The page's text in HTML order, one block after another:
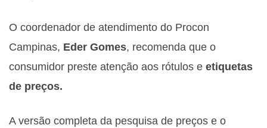
O coordenador de atendimento do Procon
Campinas, Eder Gomes, recomenda que o
consumidor preste atenção aos rótulos e etiquetas
de preços.
A versão completa da pesquisa de preços e o